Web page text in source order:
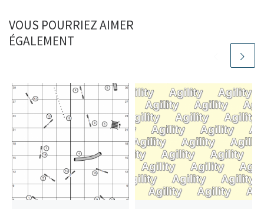
VOUS POURRIEZ AIMER
ÉGALEMENT